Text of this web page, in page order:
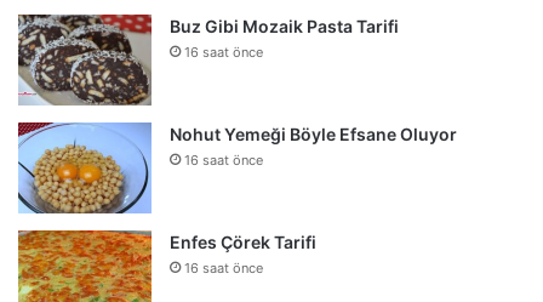
Buz Gibi Mozaik Pasta Tarifi
16 saat önce
Nohut Yemeği Böyle Efsane Oluyor
16 saat önce
Enfes Çörek Tarifi
16 saat önce